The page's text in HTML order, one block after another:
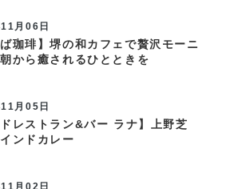
月06日
ば珈琲】堺の和カフェで贅沢モーニ
から癒されるひとときを
月05日
ドレストラン&バー ラナ】上野芝
ンドカレー
月02日